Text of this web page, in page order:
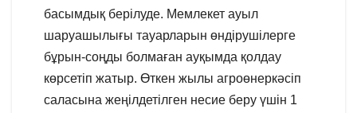
басымдық берілуде. Мемлекет ауыл
шаруашылығы тауарларын өндірушілерге
бұрын-соңды болмаған ауқымда қолдау
көрсетіп жатыр. Өткен жылы агроөнеркәсіп
саласына жеңілдетілген несие беру үшін 1